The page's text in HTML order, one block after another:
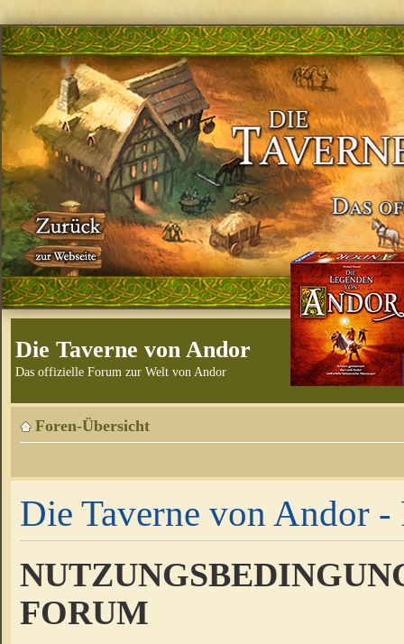
Die Taverne von Andor
Das offizielle Forum zur Welt von Andor
Foren-Übersicht
Die Taverne von Andor -
FORUM